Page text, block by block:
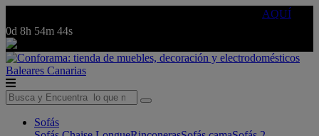
AQUÍ
0d 8h 54m 44s
Baleares Canarias
Sofás